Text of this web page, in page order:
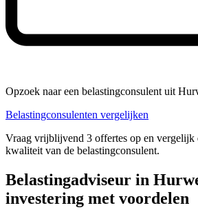
Opzoek naar een belastingconsulent uit
Belastingconsulenten vergelijken
Vraag vrijblijvend 3 offertes op en vergelijk
kwaliteit van de belastingconsulent.
Belastingadviseur in
investering met voordelen